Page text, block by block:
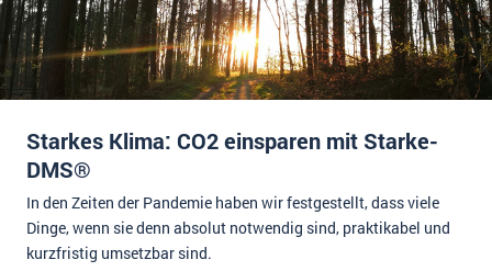
Starkes Klima: CO2 einsparen mit Starke-
DMS®
In den Zeiten der Pandemie haben wir festgestellt, dass viele
Dinge, wenn sie denn absolut notwendig sind, praktikabel und
kurzfristig umsetzbar sind.